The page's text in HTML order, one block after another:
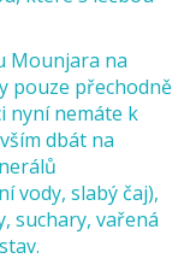
Mounjara na
pouze přechodně
nyní nemáte k
dbát na
vody, slabý čaj),
suchary, vařená